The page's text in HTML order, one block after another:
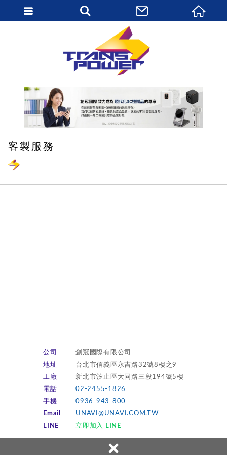
×
客製服務
公司
創冠國際有限公司
地址
台北市信義區永吉路32號8樓之9
工廠
新北市汐止區大同路三段194號5樓
電話
02-2455-1826
手機
0936-943-800
Email
UNAVI@UNAVI.COM.TW
LINE
立即加入 LINE
繁體中文